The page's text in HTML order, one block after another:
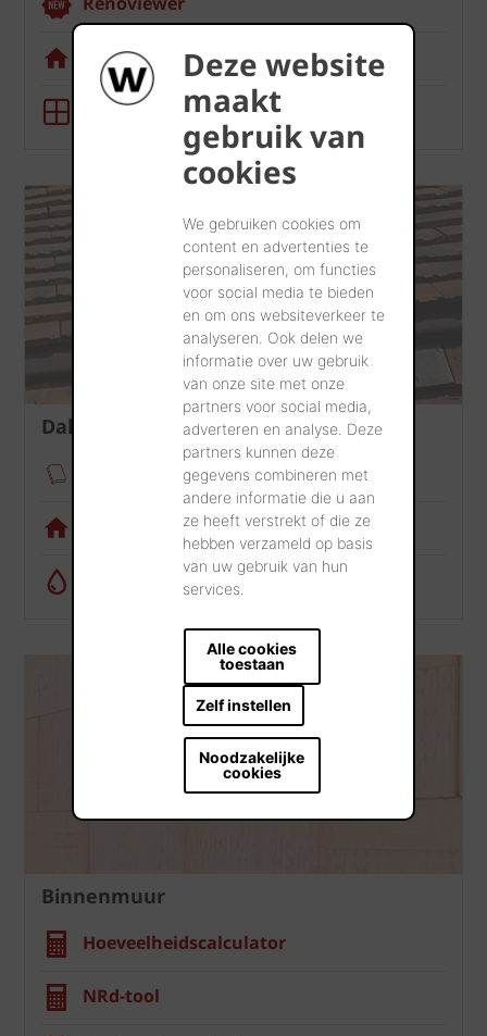
Deze website
maakt
gebruik van
cookies
We gebruiken cookies om
content en advertenties te
personaliseren, om functies
voor social media te bieden
en om ons websiteverkeer te
analyseren. Ook delen we
informatie over uw gebruik
van onze site met onze
partners voor social media,
adverteren en analyse. Deze
partners kunnen deze
gegevens combineren met
andere informatie die u aan
ze heeft verstrekt of die ze
hebben verzameld op basis
van uw gebruik van hun
services.
Alle cookies
toestaan
Zelf instellen
Noodzakelijke
cookies
Visualisatietool
BIM-tool
Dak
Verankeringsmodule
Visualisatietool
Regenwatercalculator
Binnenmuur
Hoeveelheidscalculator
NRd-tool